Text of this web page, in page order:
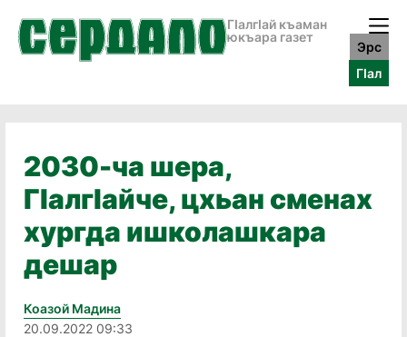
ГӀалгӀай къаман
юкъара газет
Эрс
ГӀал
2030-ча шера,
ГIалгIайче, цхьан сменах
хургда ишколашкара
дешар
Коазой Мадина
20.09.2022 09:33